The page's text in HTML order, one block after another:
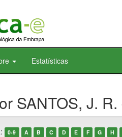
Estatísticas
SANTOS, J. R.
0-9 A B C D E F G H